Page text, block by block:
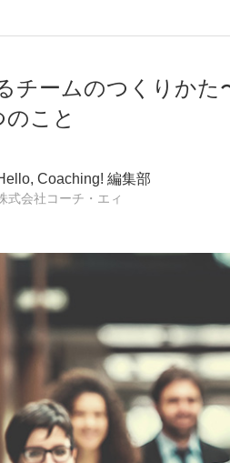
チームのつくりかた
こと
Coaching! 編集部
式会社コーチ・エィ